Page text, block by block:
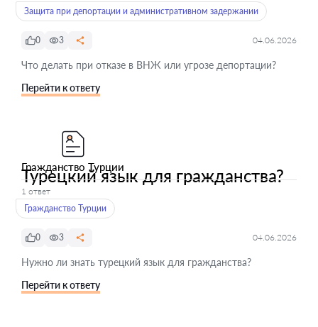
Защита при депортации и административном задержании
0 3 04.06.2026
Что делать при отказе в ВНЖ или угрозе депортации?
Перейти к ответу
Гражданство Турции
Турецкий язык для гражданства?
1 ответ
Гражданство Турции
0 3 04.06.2026
Нужно ли знать турецкий язык для гражданства?
Перейти к ответу